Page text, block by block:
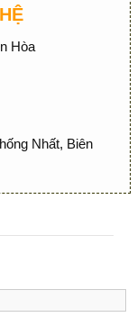
Hòa
Nhất, Biên